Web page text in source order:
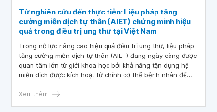
Từ nghiên cứu đến thực tiễn: Liệu pháp tăng
cường miễn dịch tự thân (AIET) chứng minh hiệu
quả trong điều trị ung thư tại Việt Nam
Trong nỗ lực nâng cao hiệu quả điều trị ung thư, liệu pháp
tăng cường miễn dịch tự thân (AIET) đang ngày càng được
quan tâm lớn từ giới khoa học bởi khả năng tận dụng hệ
miễn dịch được kích hoạt từ chính cơ thể bệnh nhân để
Xem thêm